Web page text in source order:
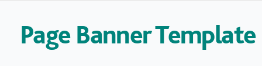
Page Banner Template